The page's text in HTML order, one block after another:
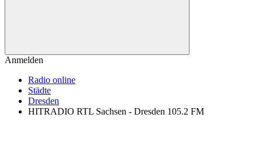
Anmelden
Radio online
Städte
Dresden
HITRADIO RTL Sachsen - Dresden 105.2 FM